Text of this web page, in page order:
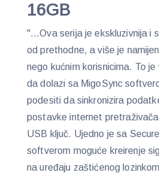
16GB
"…Ova serija je ekskluzivnija i
od prethodne, a više je
nego kućnim korisnicima. To je
da dolazi sa MigoSync
podesiti da sinkronizira
postavke internet
USB ključ. Ujedno je sa
softverom moguće kreirenje
na uređaju zaštićenog